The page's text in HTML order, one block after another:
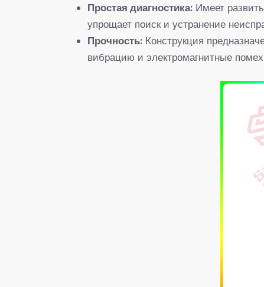
​Простая диагностика:​ Имеет
упрощает поиск и устранение
​Прочность:​ Конструкция
вибрацию и электромагнитные